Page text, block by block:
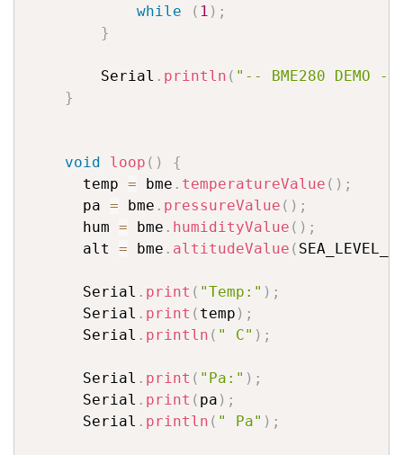
while
( 1 ) ;
}
        Serial
. println ( "-- BME280 DEMO
}
void loop ( )
{
      temp
= bme . temperatureValue ( ) ;
      pa
= bme . pressureValue ( ) ;
      hum
= bme . humidityValue ( ) ;
      alt
= bme . altitudeValue (
      Serial
. print ( "Temp:" ) ;
      Serial
. print ( temp ) ;
      Serial
. println ( " C" ) ;
      Serial
. print ( "Pa:" ) ;
      Serial
. print ( pa ) ;
      Serial
. println ( " Pa" ) ;